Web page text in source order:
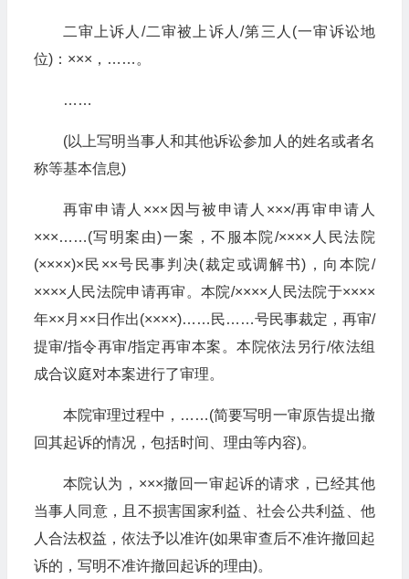
二审上诉人/二审被上诉人/第三人(一审诉讼地
位)：×××，……。
……
(以上写明当事人和其他诉讼参加人的姓名或者名
称等基本信息)
再审申请人×××因与被申请人×××/再审申请人
×××……(写明案由)一案，不服本院/××××人民法院
(××××)×民××号民事判决(裁定或调解书)，向本院/
××××人民法院申请再审。本院/××××人民法院于××××
年××月××日作出(××××)……民……号民事裁定，再审/
提审/指令再审/指定再审本案。本院依法另行/依法组
成合议庭对本案进行了审理。
本院审理过程中，……(简要写明一审原告提出撤
回其起诉的情况，包括时间、理由等内容)。
本院认为，×××撤回一审起诉的请求，已经其他
当事人同意，且不损害国家利益、社会公共利益、他
人合法权益，依法予以准许(如果审查后不准许撤回起
诉的，写明不准许撤回起诉的理由)。